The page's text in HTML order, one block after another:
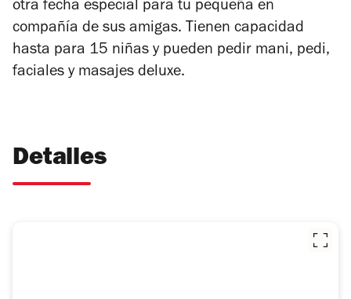
otra fecha especial para tu pequeña en
compañía de sus amigas. Tienen capacidad
hasta para 15 niñas y pueden pedir mani, pedi,
faciales y masajes deluxe.
Detalles